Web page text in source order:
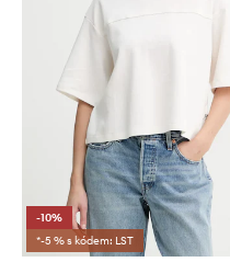
-10%
*-5 % s kódem: LST